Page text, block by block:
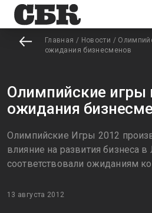
Главная / Новости /
ожидания бизнесменов
Олимпийские игры
ожидания
Олимпийские Игры 2012
влияние на развития бизнеса
соответствовали ожиданиям
13 августа 2012